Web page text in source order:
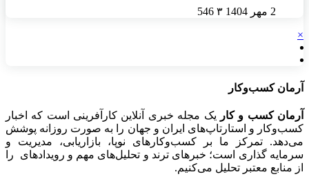
2 مهر 1404 ۳ 546
×
آرمان کسب‌وکار
آرمان کسب و کار
یک مجله خبری آنلاین کارآفرینی است که اخبار
کسب‌وکار و استارتاپ‌های ایران و جهان را به صورت روزانه پوشش
می‌دهد. تمرکز ما بر کسب‌وکارهای نوپا، بازاریابی، مدیریت و
سرمایه گذاری است؛ خبرهای ترند و تحلیل‌های مهم و رویدادهای را
از منابع معتبر تحلیل می‌کنیم.